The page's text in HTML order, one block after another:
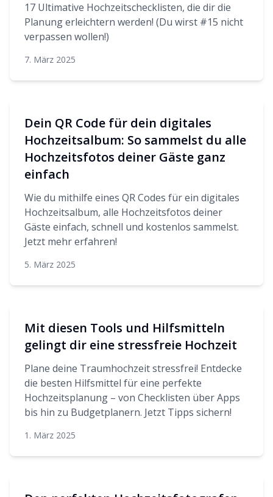
17 Ultimative Hochzeitschecklisten, die dir die
Planung erleichtern werden! (Du wirst #15 nicht
verpassen wollen!)
7. März 2025
Dein QR Code für dein digitales
Hochzeitsalbum: So sammelst du alle
Hochzeitsfotos deiner Gäste ganz
einfach
Wie du mithilfe eines QR Codes für ein digitales
Hochzeitsalbum, alle Hochzeitsfotos deiner
Gäste einfach, schnell und kostenlos sammelst.
Jetzt mehr erfahren!
5. März 2025
Mit diesen Tools und Hilfsmitteln
gelingt dir eine stressfreie Hochzeit
Plane deine Traumhochzeit stressfrei! Entdecke
die besten Hilfsmittel für eine perfekte
Hochzeitsplanung – von Checklisten über Apps
bis hin zu Budgetplanern. Jetzt Tipps sichern!
1. März 2025